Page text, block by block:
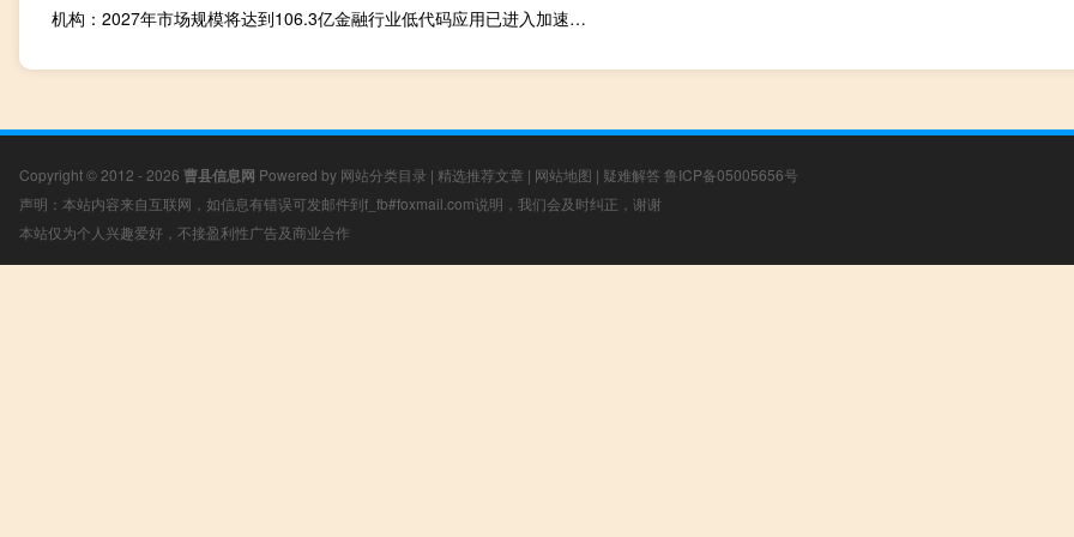
机构：2027年市场规模将达到106.3亿金融行业低代码应用已进入加速发展阶段
Copyright © 2012 - 2026 曹县信息网 Powered by 网站分类目录 | 精选推荐文章 | 网站地图 | 疑难解答 鲁ICP备05005656号
声明：本站内容来自互联网，如信息有错误可发邮件到f_fb#foxmail.com说明，我们会及时纠正，谢谢
本站仅为个人兴趣爱好，不接盈利性广告及商业合作